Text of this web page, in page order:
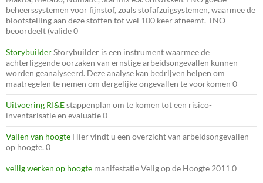
beheerssystemen voor fijnstof, zoals stofafzuigsystemen, waarmee de
blootstelling aan deze stoffen tot wel 100 keer afneemt. TNO
beoordeelt (valide 0
StorybuilderStorybuilder is een instrument waarmee de
achterliggende oorzaken van ernstige arbeidsongevallen kunnen
worden geanalyseerd. Deze analyse kan bedrijven helpen om
maatregelen te nemen om dergelijke ongevallen te voorkomen 0
Uitvoering RI&Estappenplan om te komen tot een risico-
inventarisatie en evaluatie 0
Vallen van hoogte Hier vindt u een overzicht van arbeidsongevallen
op hoogte. 0
veilig werken op hoogte manifestatie Velig op de Hoogte 2011 0